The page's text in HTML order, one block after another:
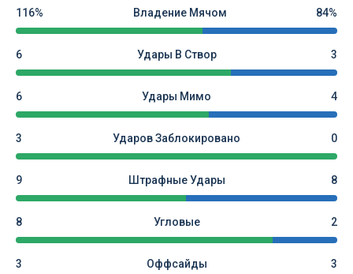
116% Владение Мячом 84%
6 Удары В Створ 3
6 Удары Мимо 4
3 Ударов Заблокировано 0
9 Штрафные Удары 8
8 Угловые 2
3 Оффсайды 3